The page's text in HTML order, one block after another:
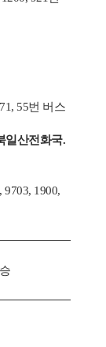
55번 버스
일산전화국.
9703, 1900,